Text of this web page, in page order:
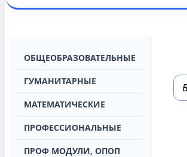
OБЩЕОБРАЗОВАТЕЛЬНЫЕ
ГУМАНИТАРНЫЕ
МАТЕМАТИЧЕСКИЕ
ПРОФЕССИОНАЛЬНЫЕ
ПРОФ МОДУЛИ, ОПОП